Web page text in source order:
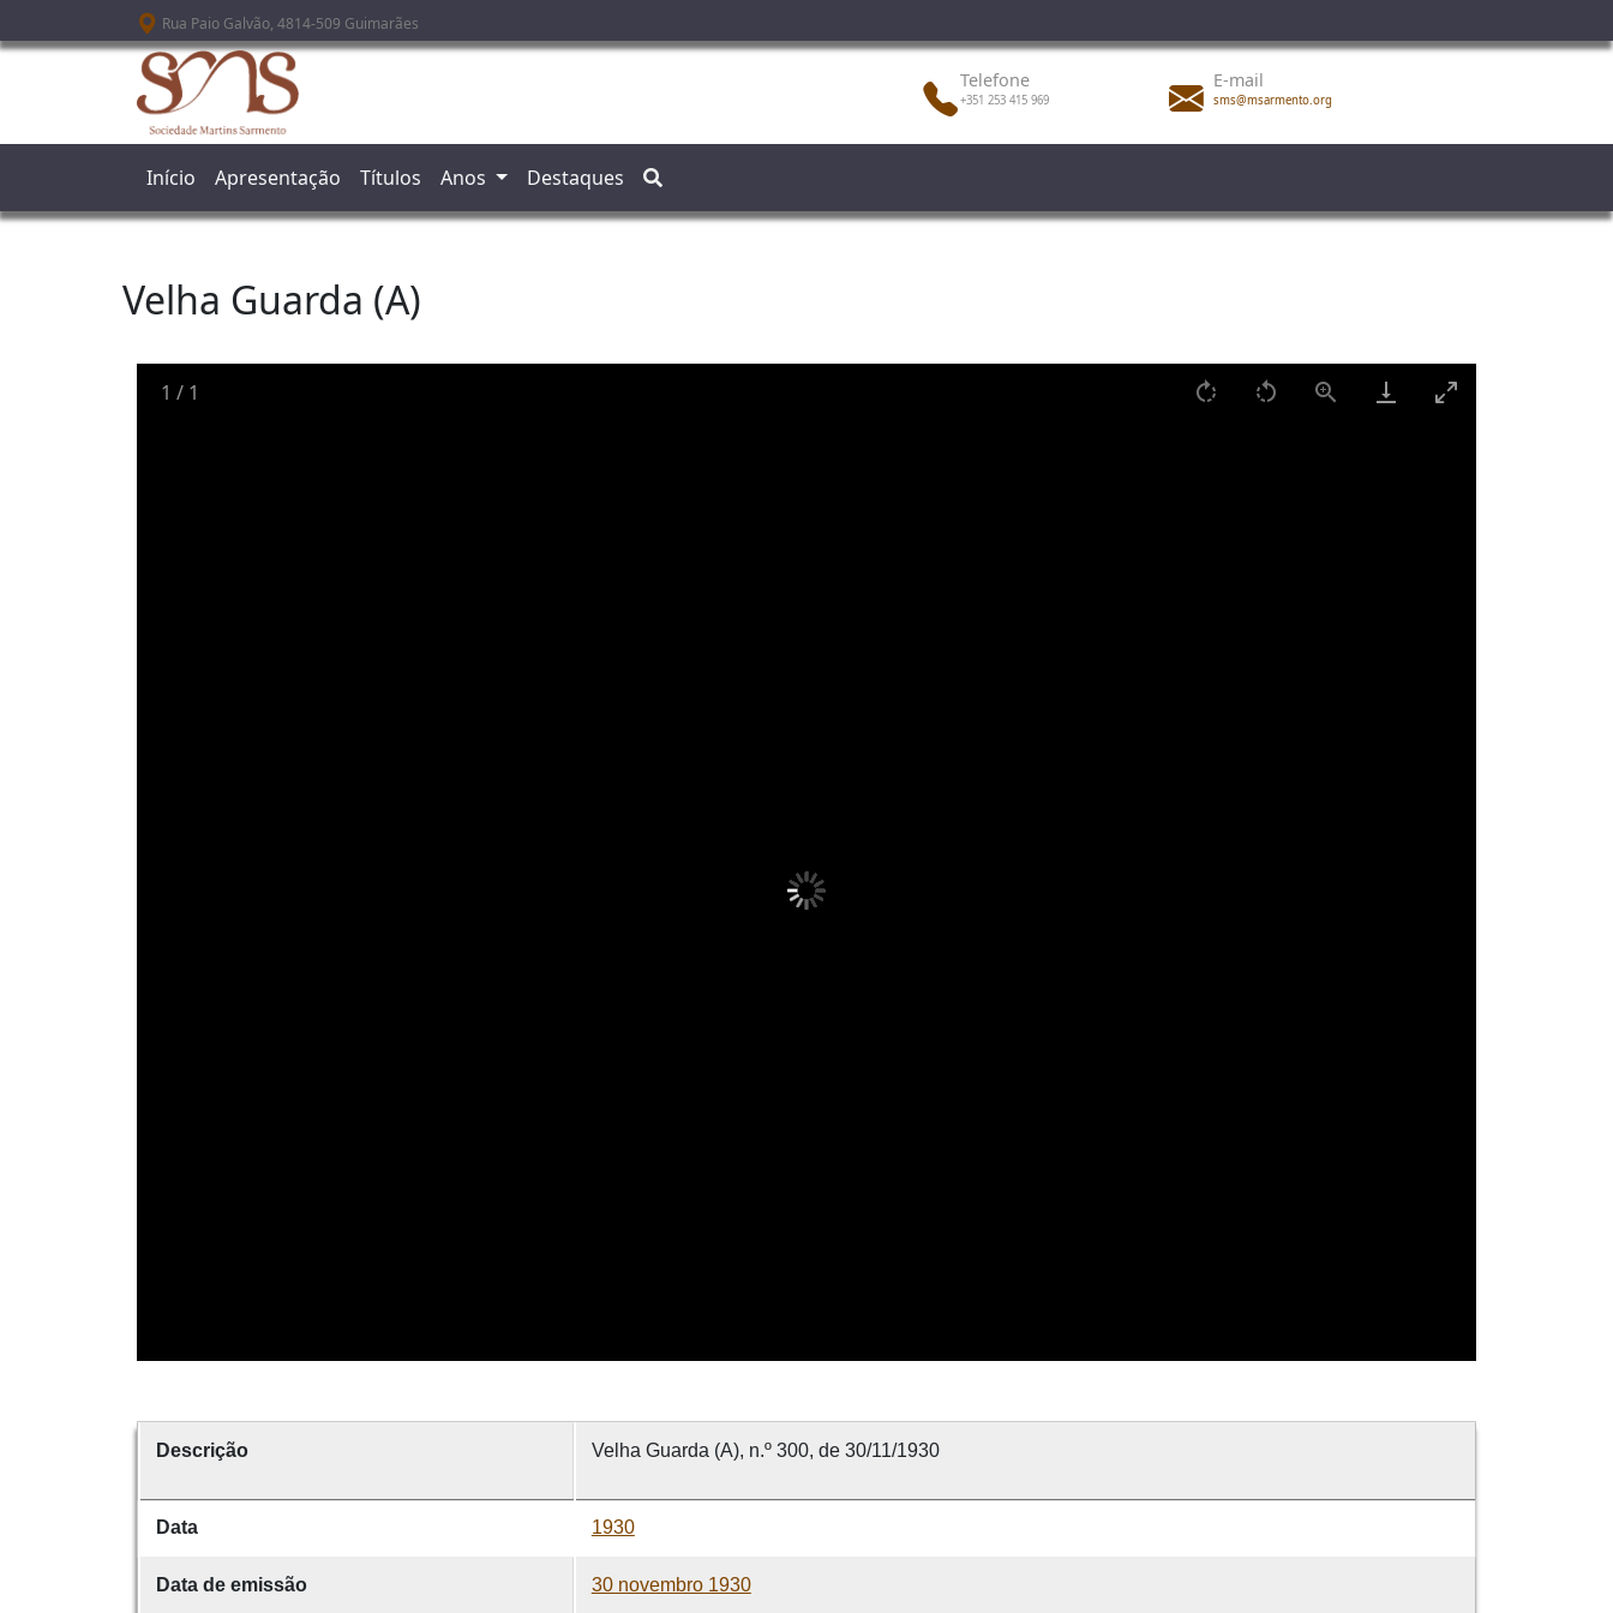
Passar para o conteúdo principal
Rua Paio Galvão, 4814-509 Guimarães
Telefone
+351 253 415 969
E-mail
sms@msarmento.org
Início Apresentação Títulos Anos Destaques
Velha Guarda (A)
1 / 1
Descrição Velha Guarda (A), n.º 300, de 30/11/1930
Data 1930
Data de emissão 30 novembro 1930